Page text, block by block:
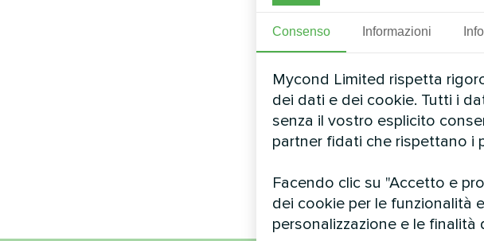
Consenso Informazioni
Mycond Limited rispetta
dei dati e dei cookie. Tutti i
senza il vostro esplicito
partner fidati che rispettano i
Facendo clic su "Accetto e
dei cookie per le funzionalità
personalizzazione e le finalità